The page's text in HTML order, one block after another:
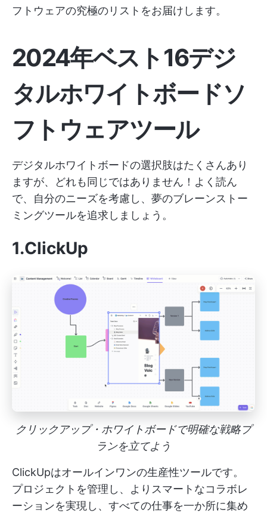
フトウェアの究極のリストをお届けします。
2024年ベスト16デジ
タルホワイトボードソ
フトウェアツール
デジタルホワイトボードの選択肢はたくさんあり
ますが、どれも同じではありません！よく読ん
で、自分のニーズを考慮し、夢のブレーンストー
ミングツールを追求しましょう。
1.ClickUp
クリックアップ・ホワイトボードで明確な戦略プ
ランを立てよう
ClickUpはオールインワンの生産性ツールです。
プロジェクトを管理し、よりスマートなコラボレ
ーションを実現し、すべての仕事を一か所に集め